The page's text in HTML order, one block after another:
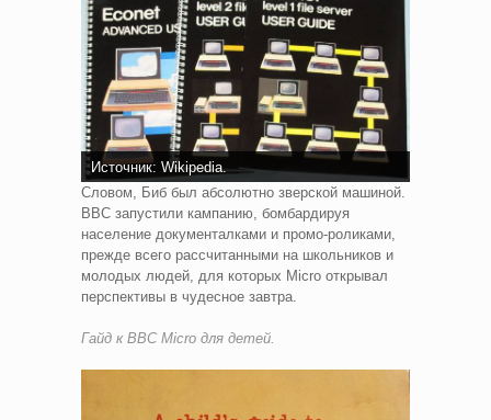
Источник: Wikipedia.
Словом, Биб был абсолютно зверской машиной.
BBC запустили кампанию, бомбардируя
население документалками и промо-роликами,
прежде всего рассчитанными на школьников и
молодых людей, для которых Micro открывал
перспективы в чудесное завтра.
Гайд к BBC Micro для детей.